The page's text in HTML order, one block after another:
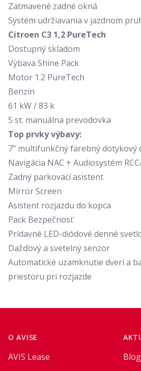
Zatmavené zadné okná
Systém udržiavania v jazdnom
Citroen C3 1,2 PureTech
Dostupný skladom
Výbava Shine Pack
Motor 1.2 PureTech
Benzín
61 kW / 83 k
5 st. manuálna prevodovka
Top prvky výbavy:
7" multifunkčný farebný dotykový
Navigácia NAC + Audiosystém
Zadný parkovací asistent
Mirror Screen
Asistent rozjazdu do kopca
Pack Bezpečnosť
Prídavné LED-diódové denné
Dažďový a svetelný senzor
Automatické uzamknutie dverí a
priestoru pri rozjazde
O AVISE
AVIS Lease
Blog